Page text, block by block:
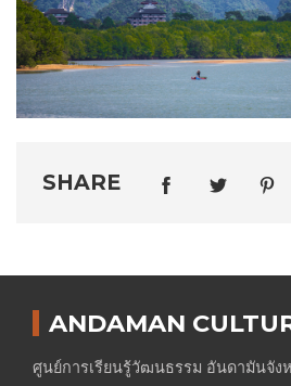
SHARE
ANDAMAN
ศูนย์การเรียนรู้วัฒนธรรม อันดามันจัง